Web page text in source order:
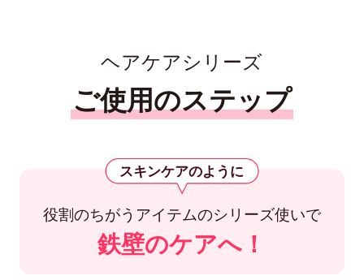
ヘアケアシリーズ
ご使用のステップ
スキンケアのように
役割のちがうアイテムのシリーズ使いで
鉄壁のケアへ！